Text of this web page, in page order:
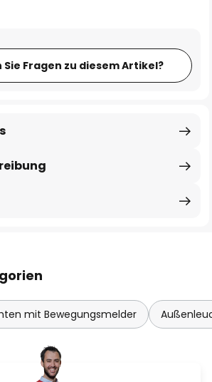
Sie Fragen zu diesem Artikel?
mit Bewegungsmelder